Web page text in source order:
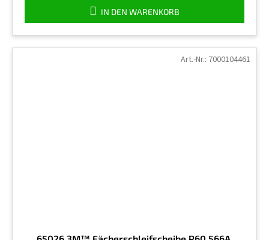
5
IN DEN WARENKORB
Art.-Nr.: 7000104461